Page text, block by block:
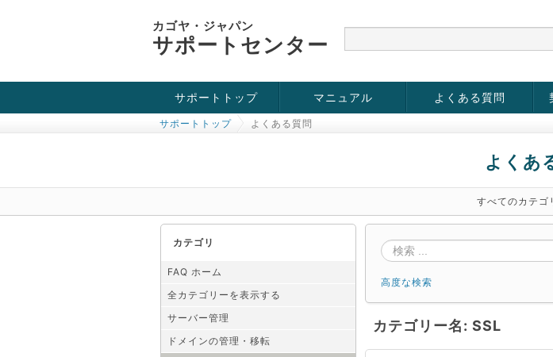
カゴヤ・ジャパン
サポートセンター
サポートトップ
お役立ち情報
チュートリアル
障害・メンテナンス情報
マニュアル よくある質問
サポートトップ よくある質問
よくあ
すべてのカテゴ
カテゴリ
FAQ ホーム
全カテゴリーを表示する
サーバー管理
ドメインの管理・移転
高度な検索
カテゴリー名: SSL